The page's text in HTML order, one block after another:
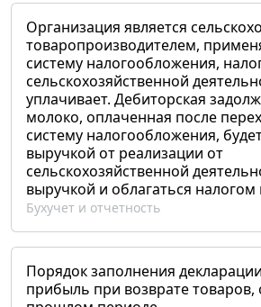
Организация является
товаропроизводителем,
систему налогообложения,
сельскохозяйственной
уплачивает. Дебиторская
молоко, оплаченная после
систему налогообложения,
выручкой от реализации от
сельскохозяйственной
выручкой и облагаться
Бухучет и отчетность
Порядок заполнения
прибыль при возврате товаров,